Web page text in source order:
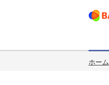
ホーム